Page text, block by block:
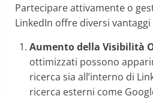
Partecipare attivamente o
LinkedIn offre diversi vantaggi
Aumento della Visibilità
ottimizzati possono
ricerca sia all’interno di
ricerca esterni come